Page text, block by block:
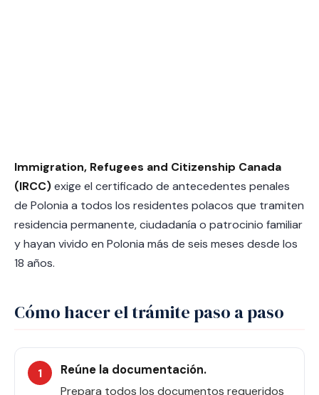
Immigration, Refugees and Citizenship Canada
(IRCC)exige el certificado de antecedentes penales
de Polonia a todos los residentes polacos que tramiten
residencia permanente, ciudadanía o patrocinio familiar
y hayan vivido en Polonia más de seis meses desde los
18 años.
Cómo hacer el trámite paso a paso
Reúne la documentación.
Prepara todos los documentos requeridos